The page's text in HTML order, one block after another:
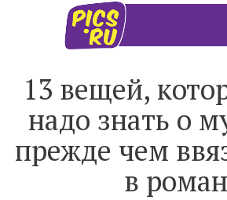
13 вещей,
надо знать о
прежде чем
в роман